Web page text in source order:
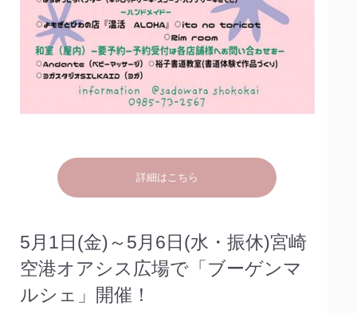
詳細はこちら
5月1日(金)～5月6日(水・振休)宮崎
空港オアシス広場で「ブーゲンマ
ルシェ」開催！